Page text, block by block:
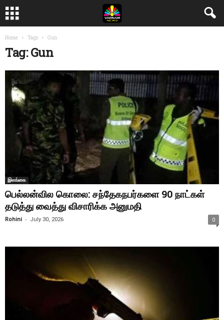
Home Tags Gun
Tag: Gun
இலங்கை
பெல்லன்வில கொலை: சந்தேகநபர்களை 90 நாட்கள்
தடுத்து வைத்து விசாரிக்க அனுமதி
Rohini - July 30, 2026 0